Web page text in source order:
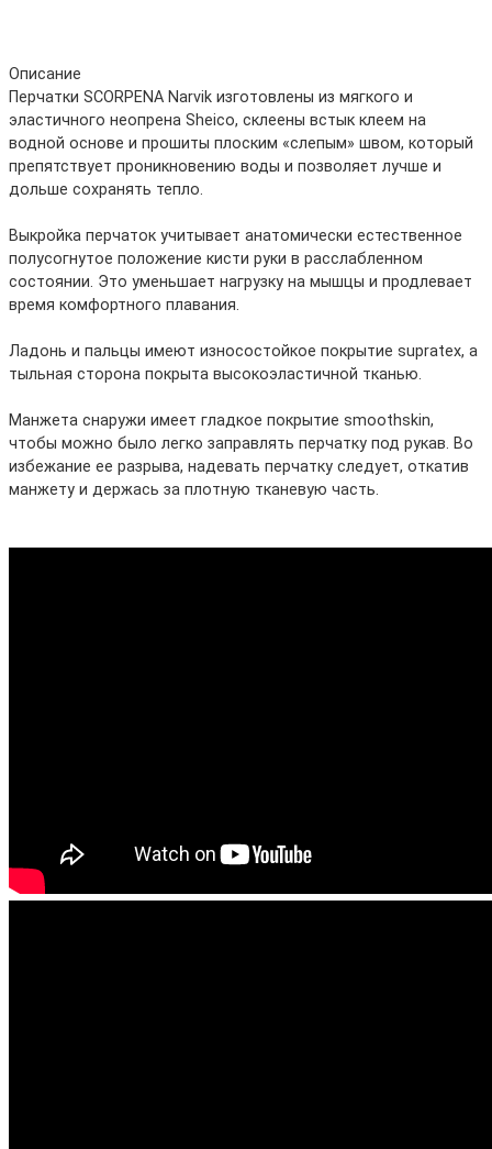
Описание
Перчатки SCORPENA Narvik изготовлены из мягкого и
эластичного неопрена Sheico, склеены встык клеем на
водной основе и прошиты плоским «слепым» швом, который
препятствует проникновению воды и позволяет лучше и
дольше сохранять тепло.
Выкройка перчаток учитывает анатомически естественное
полусогнутое положение кисти руки в расслабленном
состоянии. Это уменьшает нагрузку на мышцы и продлевает
время комфортного плавания.
Ладонь и пальцы имеют износостойкое покрытие supratex, а
тыльная сторона покрыта высокоэластичной тканью.
Манжета снаружи имеет гладкое покрытие smoothskin,
чтобы можно было легко заправлять перчатку под рукав. Во
избежание ее разрыва, надевать перчатку следует, откатив
манжету и держась за плотную тканевую часть.